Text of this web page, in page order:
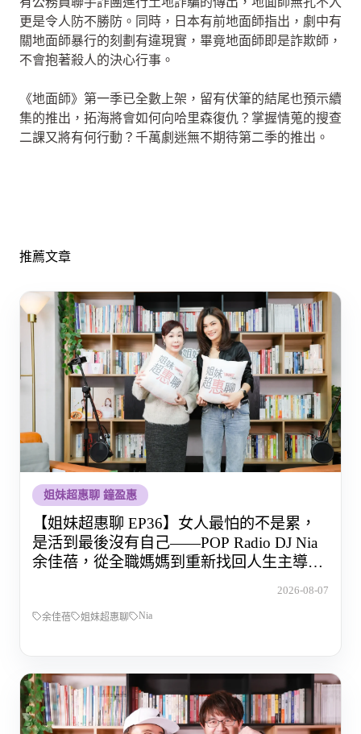
更是令人防不勝防。同時，日本有前地面師指出，劇中有
關地面師暴行的刻劃有違現實，畢竟地面師即是詐欺師，
不會抱著殺人的決心行事。
《地面師》第一季已全數上架，留有伏筆的結尾也預示續
集的推出，拓海將會如何向哈里森復仇？掌握情蒐的搜查
二課又將有何行動？千萬劇迷無不期待第二季的推出。
推薦文章
姐妹超惠聊 鐘盈惠
【姐妹超惠聊 EP36】女人最怕的不是累，
是活到最後沒有自己——POP Radio DJ Nia
余佳蓓，從全職媽媽到重新找回人生主導權
2026-08-07
余佳蓓 姐妹超惠聊 Nia